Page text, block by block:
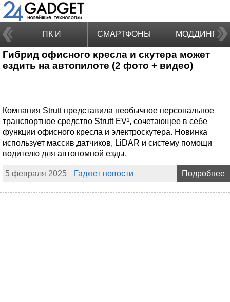
ПК И
НОУТБУКИ
СМАРТФОНЫ МОДДИНГ
Гибрид офисного кресла и скутера может
ездить на автопилоте (2 фото + видео)
Компания Strutt представила необычное персональное
транспортное средство Strutt EV¹, сочетающее в себе
функции офисного кресла и электроскутера. Новинка
использует массив датчиков, LiDAR и систему помощи
водителю для автономной езды.
5 февраля 2025 Гаджет новости Подробнее